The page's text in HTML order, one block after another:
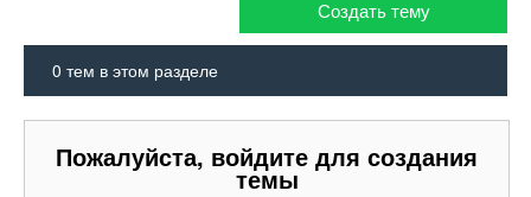
Создать тему
0 тем в этом разделе
Пожалуйста, войдите для создания
темы